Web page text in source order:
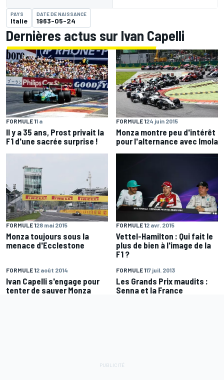
PAYS
Italie
DATE DE NAISSANCE
1963-05-24
Dernières actus sur Ivan Capelli
FORMULE 11 a
Il y a 35 ans, Prost privait la
F1 d'une sacrée surprise !
FORMULE 124 juin 2015
Monza montre peu d'intérêt
pour l'alternance avec Imola
FORMULE 128 mai 2015
Monza toujours sous la
menace d'Ecclestone
FORMULE 12 avr. 2015
Vettel-Hamilton : Qui fait le
plus de bien à l'image de la
F1 ?
FORMULE 12 août 2014
Ivan Capelli s'engage pour
tenter de sauver Monza
FORMULE 117 juil. 2013
Les Grands Prix maudits :
Senna et la France